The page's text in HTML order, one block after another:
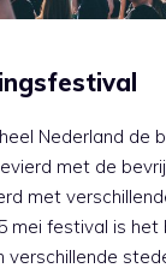
Nederland de
met de
met
mei festival is het